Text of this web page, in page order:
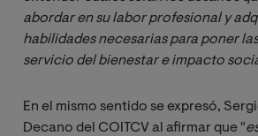
abordar en su labor profesional y
habilidades necesarias para poner
servicio del bienestar e impacto
En el mismo sentido se expresó,
Decano del COITCV al afirmar que "